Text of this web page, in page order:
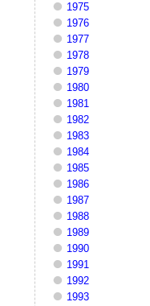
1975
1976
1977
1978
1979
1980
1981
1982
1983
1984
1985
1986
1987
1988
1989
1990
1991
1992
1993